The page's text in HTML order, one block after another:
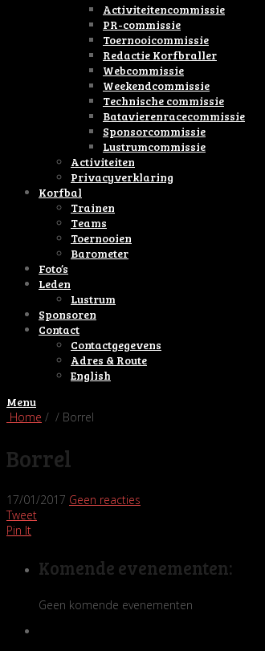
Activiteitencommissie
PR-commissie
Toernooicommissie
Redactie Korfbraller
Webcommissie
Weekendcommissie
Technische commissie
Batavierenracecommissie
Sponsorcommissie
Lustrumcommissie
Activiteiten
Privacyverklaring
Korfbal
Trainen
Teams
Toernooien
Barometer
Foto’s
Leden
Lustrum
Sponsoren
Contact
Contactgegevens
Adres & Route
English
Menu
Home / / Borrel
Borrel
17/01/2017 Geen reacties
Tweet
Pin It
Komende evenementen:
Geen komende evenementen